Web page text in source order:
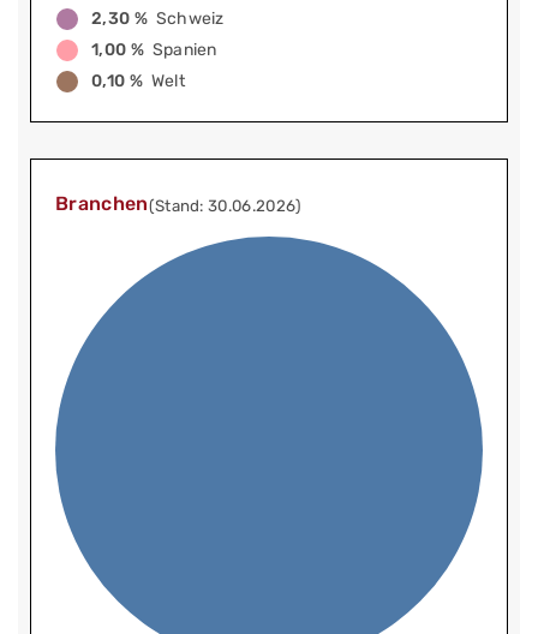
2,30 % Schweiz
1,00 % Spanien
0,10 % Welt
Branchen(Stand: 30.06.2026)